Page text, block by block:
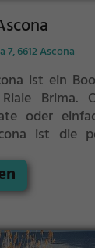
7, 6612 Ascona
ist ein
Brima.
oder
ist die
echte